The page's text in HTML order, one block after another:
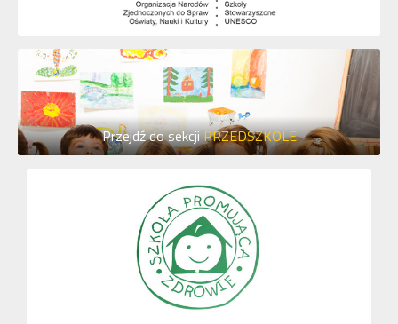
Przejdź do sekcjiPRZEDSZKOLE